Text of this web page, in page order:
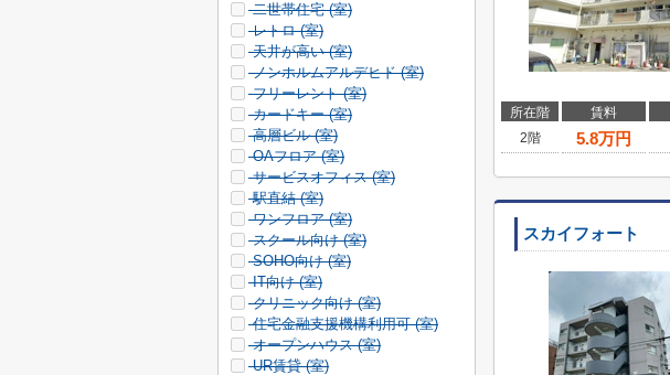
所在階 賃料
2階
5.8万円
スカイフォート
二世帯住宅 (室)
レトロ (室)
天井が高い (室)
ノンホルムアルデヒド (室)
フリーレント (室)
カードキー (室)
高層ビル (室)
OAフロア (室)
サービスオフィス (室)
駅直結 (室)
ワンフロア (室)
スクール向け (室)
SOHO向け (室)
IT向け (室)
クリニック向け (室)
住宅金融支援機構利用可 (室)
オープンハウス (室)
UR賃貸 (室)